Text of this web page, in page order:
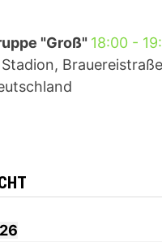
"Groß" 18:00-